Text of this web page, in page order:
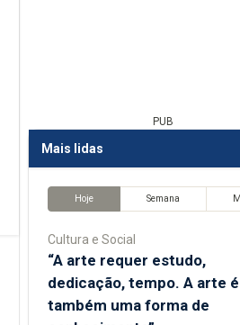
PUB
Mais lidas
Hoje Semana
Cultura e Social
“A arte requer estudo,
dedicação, tempo. A arte é
também uma forma de